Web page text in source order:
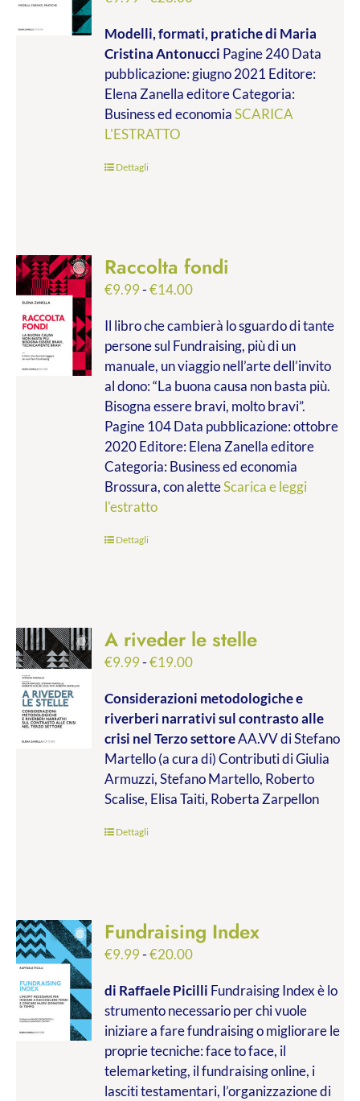
prezzo:
da
€9.99
a
€28.00
Modelli, formati, pratichedi Maria
Cristina Antonucci Pagine 240 Data
pubblicazione: giugno 2021 Editore:
Elena Zanella editore Categoria:
Business ed economiaSCARICA
L'ESTRATTO
Dettagli
Raccolta fondi
€9.99-€14.00Fascia
prezzo:
da
€9.99
a
€14.00
Il libro che cambierà lo sguardo di tante
persone sul Fundraising, più di un
manuale, un viaggio nell’arte dell’invito
al dono: “La buona causa non basta più.
Bisogna essere bravi, molto bravi”.
Pagine 104 Data pubblicazione: ottobre
2020 Editore: Elena Zanella editore
Categoria: Business ed economia
Brossura, con aletteScarica e leggi
l'estratto
Dettagli
A riveder le stelle
€9.99-€19.00Fascia
prezzo:
da
€9.99
a
€19.00
Considerazioni metodologiche e
riverberi narrativi sul contrasto alle
crisi nel Terzo settoreAA.VV di Stefano
Martello (a cura di) Contributi di Giulia
Armuzzi, Stefano Martello, Roberto
Scalise, Elisa Taiti, Roberta Zarpellon
Dettagli
Fundraising Index
€9.99-€20.00Fascia
prezzo:
da
€9.99
a
€20.00
di Raffaele Picilli Fundraising Index è lo
strumento necessario per chi vuole
iniziare a fare fundraising o migliorare le
proprie tecniche: face to face, il
telemarketing, il fundraising online, i
lasciti testamentari, l’organizzazione di